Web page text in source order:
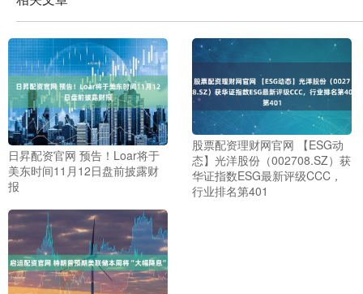
日昇配资官网 预告！Loar将于
美东时间11月12日盘前披露财
报
股票配资理财网官网 【ESG动
态】光洋股份（002708.SZ）获
华证指数ESG最新评级CCC，
行业排名第401